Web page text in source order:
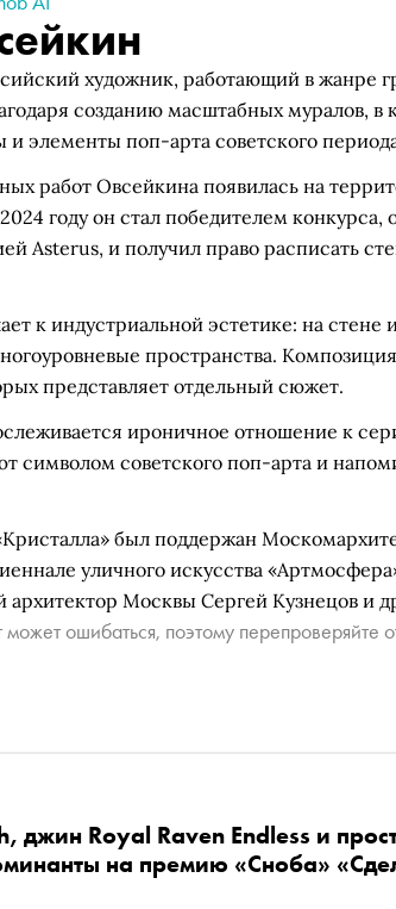
художник, работающий в жанре
созданию масштабных муралов, в
элементы поп-арта советского
работ Овсейкина появилась на
году он стал победителем конкурса,
Asterus, и получил право расписать
к индустриальной эстетике: на
пространства.
представляет отдельный сюжет.
ироничное отношение к
символом советского поп-арта и
был поддержан
уличного искусства
архитектор Москвы Сергей Кузнецов и
ошибаться, поэтому перепроверяйте
джин Royal Raven Endless и
на премию «Сноба»